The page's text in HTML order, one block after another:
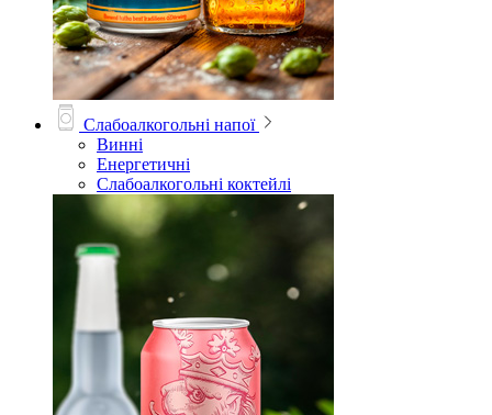
Слабоалкогольні напої
Винні
Енергетичні
Слабоалкогольні коктейлі